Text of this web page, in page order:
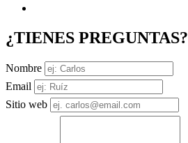
¿TIENES PREGUNTAS?
Nombre
Email
Sitio web